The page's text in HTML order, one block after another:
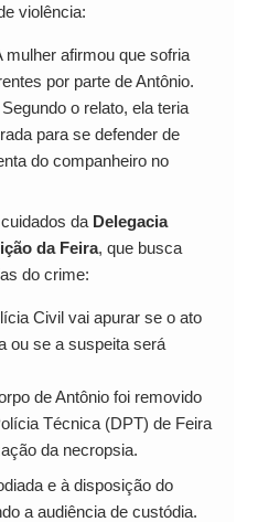
violência:
mulher afirmou que sofria
por parte de Antônio.
Segundo o relato, ela teria
para se defender de
do companheiro no
da Delegacia
da Feira, que busca
do crime:
Civil vai apurar se o ato
ou se a suspeita será
de Antônio foi removido
Técnica (DPT) de Feira
da necropsia.
e à disposição do
a audiência de custódia.